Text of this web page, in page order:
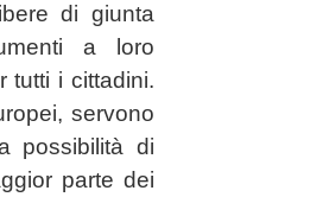
di giunta
a loro
tutti i cittadini.
servono
possibilità di
parte dei